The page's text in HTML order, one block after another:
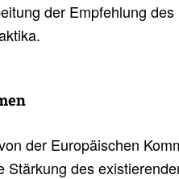
der Empfehlung
der Europäischen
Stärkung des